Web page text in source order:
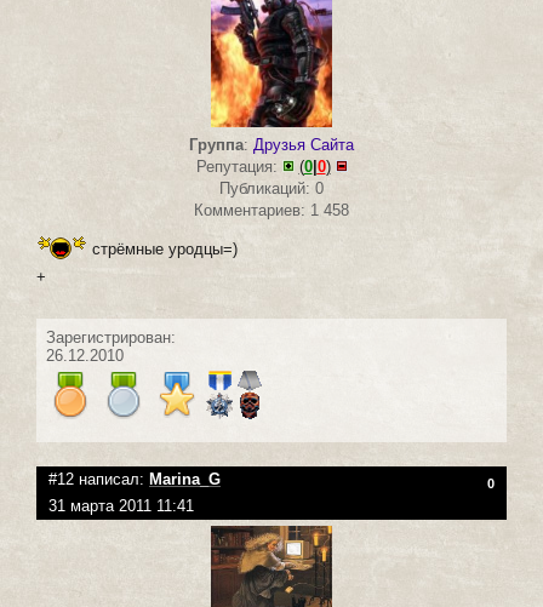
Группа: Друзья Сайта
Репутация:
(0| 0)
Публикаций: 0
Комментариев: 1 458
cтрёмные уродцы=)
+
Зарегистрирован:
26.12.2010
#12 написал: Marina_G 0
31 марта 2011 11:41